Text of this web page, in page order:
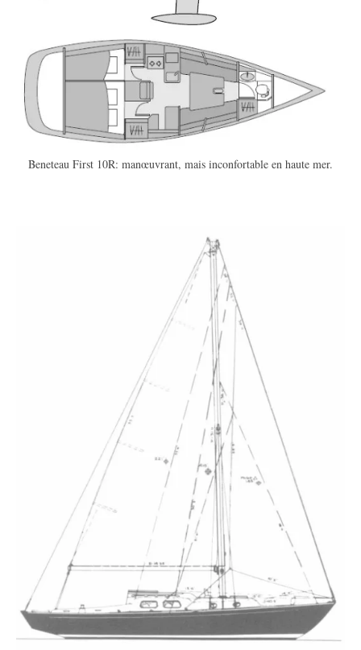
Beneteau First 10R: manœuvrant, mais inconfortable en haute mer.